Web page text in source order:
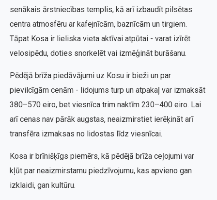
senākais ārstniecības templis, kā arī izbaudīt pilsētas
centra atmosfēru ar kafejnīcām, baznīcām un tirgiem.
Tāpat Kosa ir lieliska vieta aktīvai atpūtai - varat izīrēt
velosipēdu, doties snorkelēt vai izmēģināt burāšanu.
Pēdējā brīža piedāvājumi uz Kosu ir bieži un par
pievilcīgām cenām - lidojums turp un atpakaļ var izmaksāt
380–570 eiro, bet viesnīca trim naktīm 230–400 eiro. Lai
arī cenas nav pārāk augstas, neaizmirstiet ierēķināt arī
transfēra izmaksas no lidostas līdz viesnīcai.
Kosa ir brīnišķīgs piemērs, kā pēdējā brīža ceļojumi var
kļūt par neaizmirstamu piedzīvojumu, kas apvieno gan
izklaidi, gan kultūru.